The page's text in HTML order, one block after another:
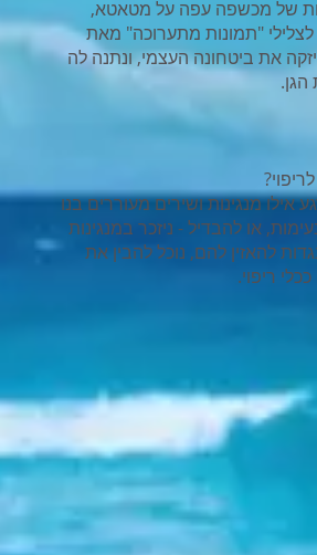
של מכשפה עפה על מטאטא,
"תמונות מתערוכה" מאת
את ביטחונה העצמי, ונתנה לה
אילו מנגינות ושירים מעוררים בנו
או להבדיל - ניזכר במנגינות
להאזין להם, נוכל להבין את
ריפוי.